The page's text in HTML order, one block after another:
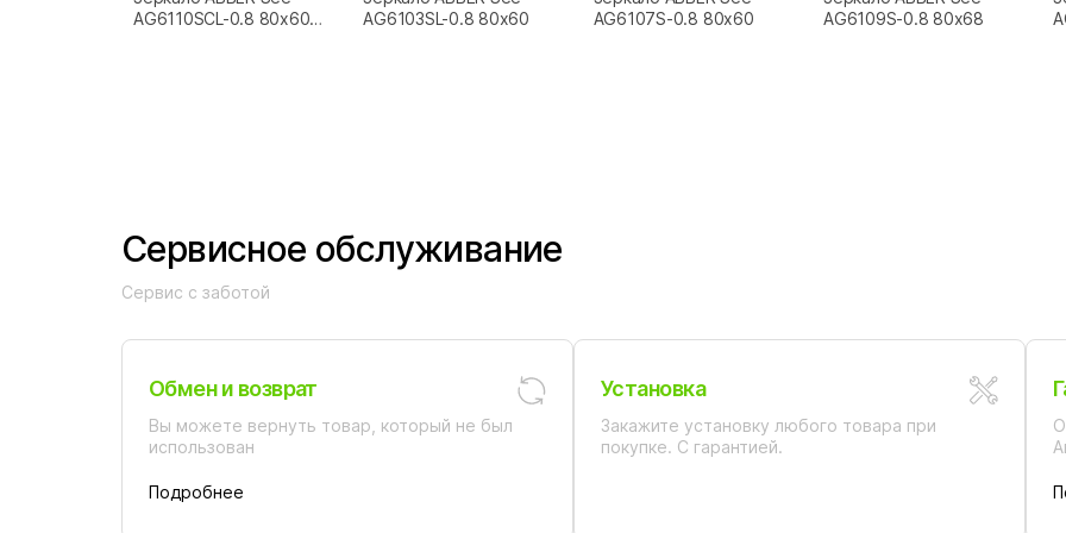
AG6110SCL-0.8 80x60
AG6103SL-0.8 80x60
AG6107S-0.8 80x60
AG6109S-0.8 80x68
Сервисное обслуживание
Сервис с заботой
Обмен и возврат
Вы можете вернуть товар, который не был
использован
Подробнее
Установка
Закажите установку любого товара при
покупке. С гарантией.